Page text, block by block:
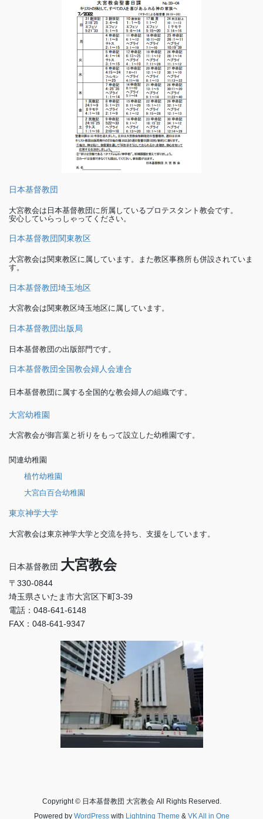
日本基督教団
大宮教会は日本基督教団に所属しているプロテスタント教会です。
安心していらっしゃってください。
日本基督教団関東教区
大宮教会は関東教区に属しています。また教区事務所も併設されていま
す。
日本基督教団埼玉地区
大宮教会は関東教区埼玉地区に属しています。
日本基督教団出版局
日本基督教団の出版部門です。
日本基督教団全国教会婦人会連合
日本基督教団に属する全国的な教会婦人の組織です。
大宮幼稚園
大宮教会が御言葉と祈りをもって設立した幼稚園です。
関連幼稚園
植竹幼稚園
大宮白百合幼稚園
東京神学大学
大宮教会は東京神学大学と交流を持ち、支援をしています。
日本基督教団 大宮教会
〒330-0844
埼玉県さいたま市大宮区下町3-39
電話：048-641-6148
FAX：048-641-9347
Copyright © 日本基督教団 大宮教会 All Rights Reserved.
Powered by WordPresswith Lightning Theme & VK All in One